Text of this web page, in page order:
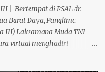
Dan Bertanggung Jawab
Azis Hadir Di Pro...
III | Bertempat di RSAL dr.
Barat Daya, Panglima
III) Laksamana Muda TNI
virtual menghadiri